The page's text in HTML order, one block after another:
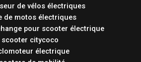
de vélos électriques
de motos électriques
pour scooter électrique
scooter citycoco
électrique